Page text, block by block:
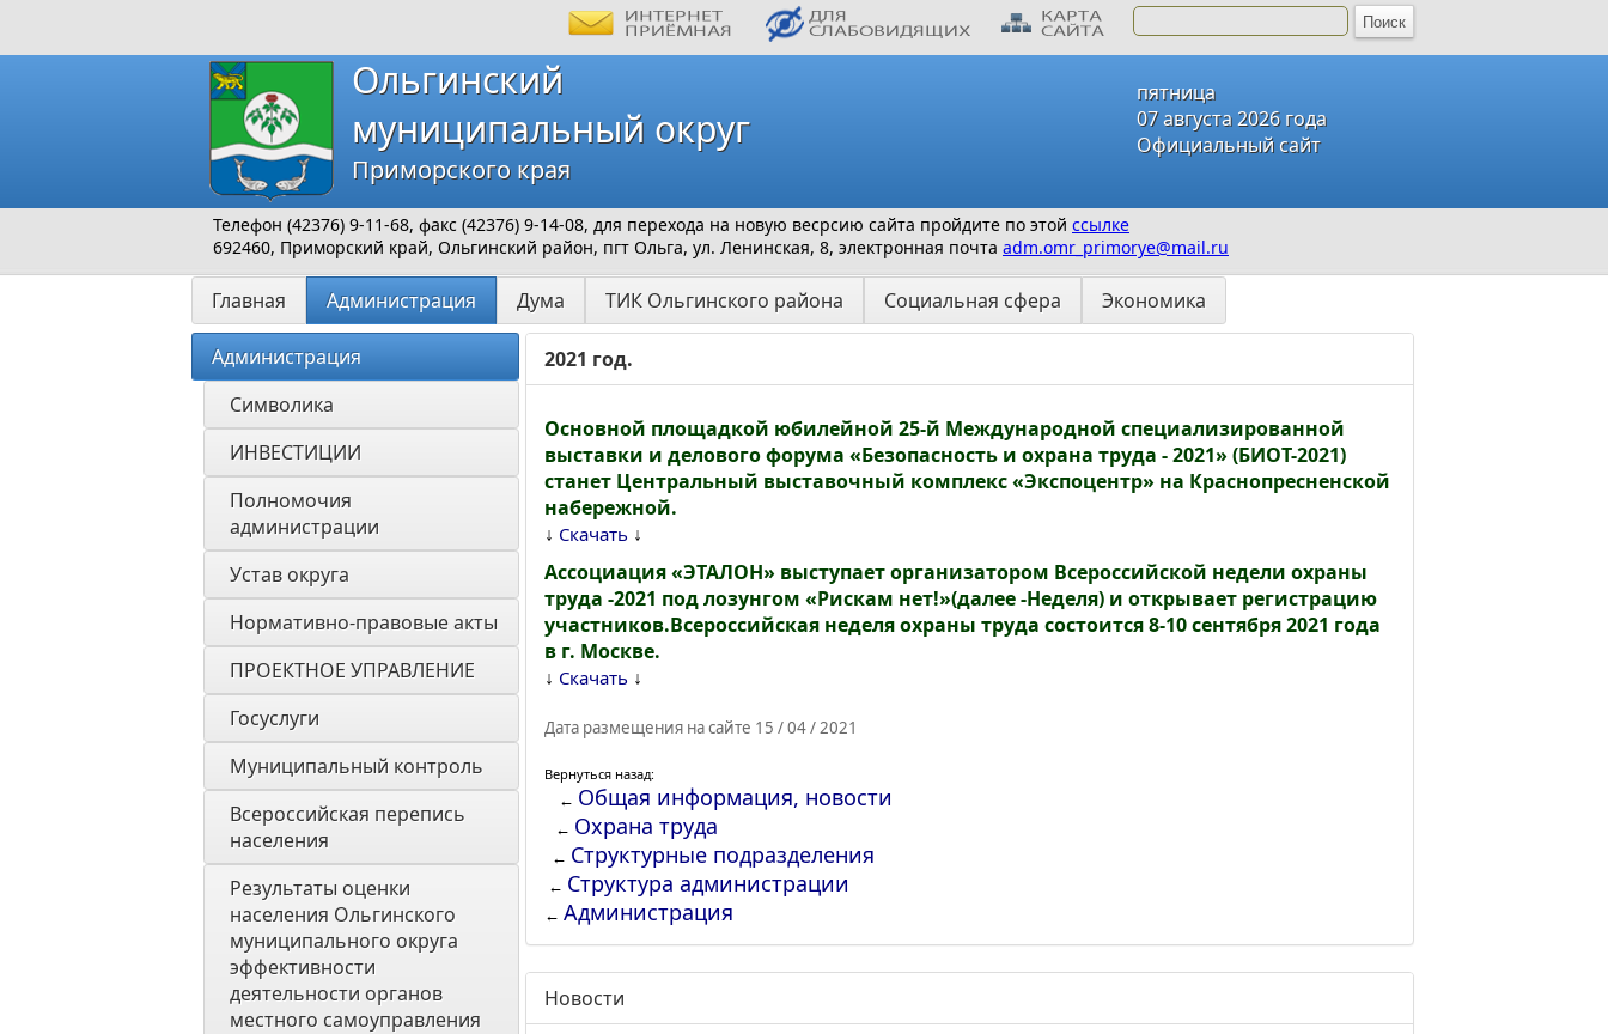
пятница
07 августа 2026 года
Официальный сайт
Ольгинский
муниципальный округ
Приморского края
Телефон (42376) 9-11-68, факс (42376) 9-14-08, для перехода на новую весрсию сайта пройдите по этой ссылке
692460, Приморский край, Ольгинский район, пгт Ольга, ул. Ленинская, 8, электронная почта adm.omr_primorye@mail.ru
Главная Администрация Дума ТИК Ольгинского района Социальная сфера Экономика
Администрация
Символика
ИНВЕСТИЦИИ
Полномочия
администрации
Устав округа
Нормативно-правовые акты
ПРОЕКТНОЕ УПРАВЛЕНИЕ
Госуслуги
Муниципальный контроль
Всероссийская перепись
населения
Результаты оценки
населения Ольгинского
муниципального округа
эффективности
деятельности органов
местного самоуправления
2021 год.
Основной площадкой юбилейной 25-й Международной специализированной
выставки и делового форума «Безопасность и охрана труда - 2021» (БИОТ-2021)
станет Центральный выставочный комплекс «Экспоцентр» на Краснопресненской
набережной.
↓ Скачать ↓
Ассоциация «ЭТАЛОН» выступает организатором Всероссийской недели охраны
труда -2021 под лозунгом «Рискам нет!»(далее -Неделя) и открывает регистрацию
участников.Всероссийская неделя охраны труда состоится 8-10 сентября 2021 года
в г. Москве.
↓ Скачать ↓
Дата размещения на сайте 15 / 04 / 2021
Вернуться назад:
← Общая информация, новости
← Охрана труда
← Структурные подразделения
← Структура администрации
← Администрация
Новости